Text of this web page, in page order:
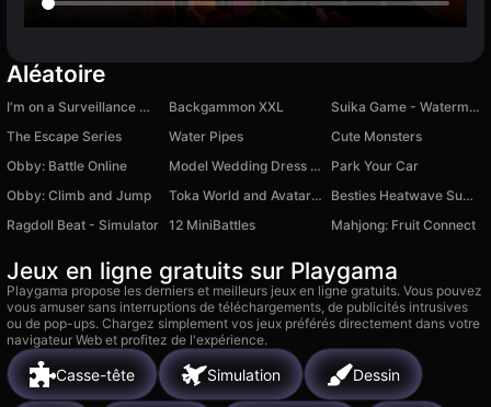
Aléatoire
I'm on a Surveillance Mission 2 Backgammon XXL
Suika Game - Watermelon Game
The Escape Series
Water Pipes
Cute Monsters
Obby: Battle Online
Model Wedding Dress Up
Park Your Car
Obby: Climb and Jump
Toka World and Avatar: Mix
Besties Heatwave Summer Style
Ragdoll Beat - Simulator 12 MiniBattles Mahjong: Fruit Connect
Jeux en ligne gratuits sur Playgama
Playgama propose les derniers et meilleurs jeux en ligne gratuits. Vous pouvez
vous amuser sans interruptions de téléchargements, de publicités intrusives
ou de pop-ups. Chargez simplement vos jeux préférés directement dans votre
navigateur Web et profitez de l'expérience.
Casse-tête Simulation Dessin